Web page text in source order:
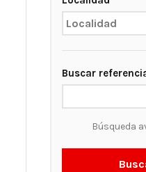
Buscar
Búsqueda